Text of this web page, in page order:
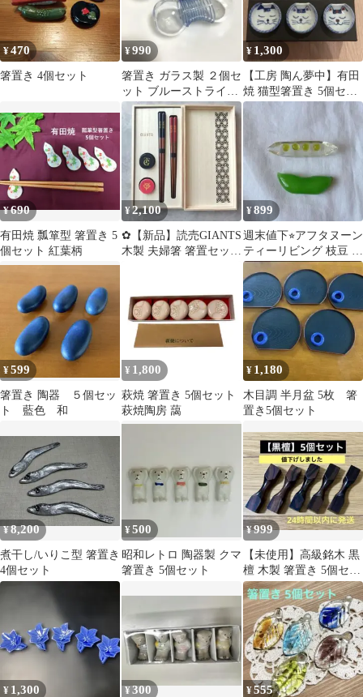
¥470
箸置き 4個セット
¥990
箸置き ガラス製 ２個セ
ット ブルーストライプ
デザイン
¥ 1,300
【工房 陶ん夢中】有田
焼 猫型箸置き 5個セッ
ト
¥690
有田焼 瓢箪型 箸置き 5
個セット 紅葉柄
¥2,100
✿【新品】読売GIANTS
木製 夫婦箸 箸置セット
¥899
週末値下⭐︎アフタヌーン
ティーリビング 枝豆 箸
置き 2個セット
¥599
箸置き 陶器 ５個セッ
ト 藍色 和
¥ 1,800
萩焼 箸置き 5個セット
萩焼陶房 藹
¥ 1,180
木目調 半月盆 5枚 箸
置き5個セット
¥8,200
煮干し/いりこ型 箸置き
4個セット
¥500
昭和レトロ 陶器製 クマ
箸置き 5個セット
¥999
【未使用】高級銘木 黒
檀 木製 箸置き 5個セッ
ト 昭和レトロ 天然木
¥ 1,300 ¥300 ¥555